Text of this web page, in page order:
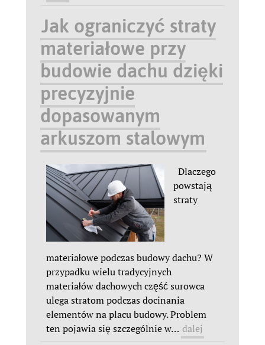
Jak ograniczyć straty
materiałowe przy
budowie dachu dzięki
precyzyjnie
dopasowanym
arkuszom stalowym
Dlaczego
powstają
straty
materiałowe podczas budowy dachu? W
przypadku wielu tradycyjnych
materiałów dachowych część surowca
ulega stratom podczas docinania
elementów na placu budowy. Problem
ten pojawia się szczególnie w… dalej